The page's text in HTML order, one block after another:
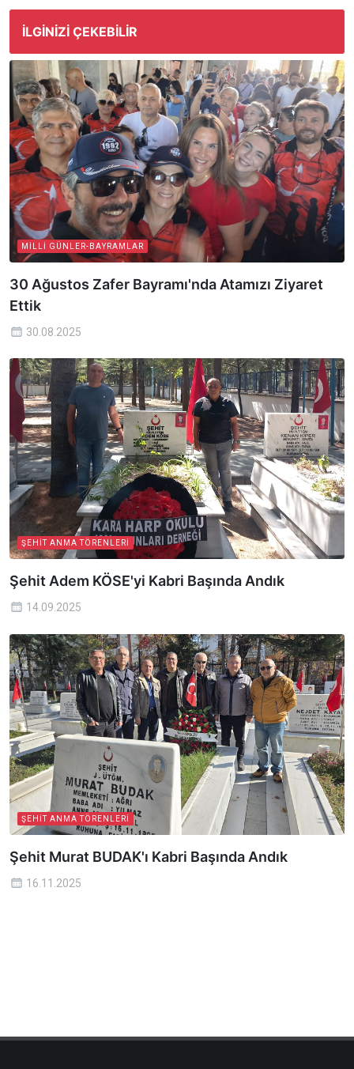
İLGINIZI ÇEKEBILIR
MILLI GÜNLER-BAYRAMLAR
30 Ağustos Zafer Bayramı'nda Atamızı Ziyaret
Ettik
30.08.2025
ŞEHIT ANMA TÖRENLERI
Şehit Adem KÖSE'yi Kabri Başında Andık
14.09.2025
ŞEHIT ANMA TÖRENLERI
Şehit Murat BUDAK'ı Kabri Başında Andık
16.11.2025